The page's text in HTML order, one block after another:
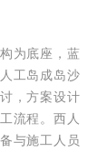
为底座，蓝
工岛成岛沙
，方案设计
流程。西人
与施工人员